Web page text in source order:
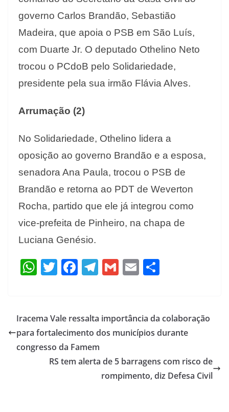
governo Carlos Brandão, Sebastião
Madeira, que apoia o PSB em São Luís,
com Duarte Jr. O deputado Othelino Neto
trocou o PCdoB pelo Solidariedade,
presidente pela sua irmão Flávia Alves.
Arrumação (2)
No Solidariedade, Othelino lidera a
oposição ao governo Brandão e a esposa,
senadora Ana Paula, trocou o PSB de
Brandão e retorna ao PDT de Weverton
Rocha, partido que ele já integrou como
vice-prefeita de Pinheiro, na chapa de
Luciana Genésio.
W
s
A
p
T
er
F
b
o
o
k
T
gr
a
m
G
l
E
l e
Iracema Vale ressalta importância da colaboração
para fortalecimento dos municípios durante
congresso da Famem
RS tem alerta de 5 barragens com risco de
rompimento, diz Defesa Civil